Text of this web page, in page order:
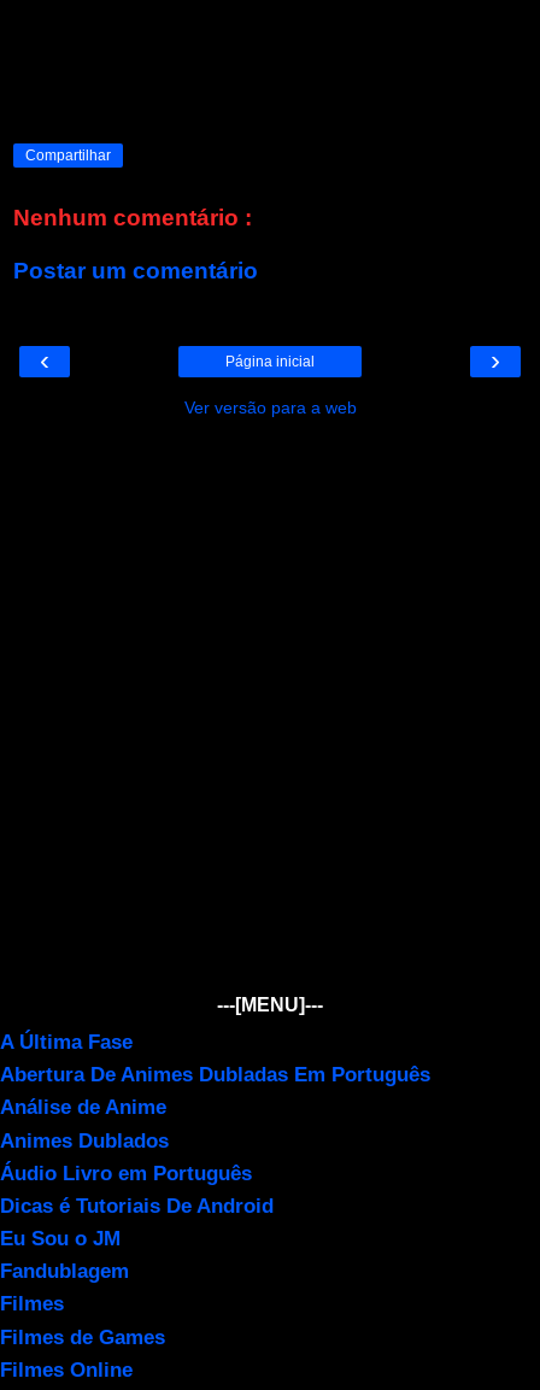
Compartilhar
Nenhum comentário :
Postar um comentário
‹ ›
Página inicial
Ver versão para a web
---[MENU]---
A Última Fase
Abertura De Animes Dubladas Em Português
Análise de Anime
Animes Dublados
Áudio Livro em Português
Dicas é Tutoriais De Android
Eu Sou o JM
Fandublagem
Filmes
Filmes de Games
Filmes Online